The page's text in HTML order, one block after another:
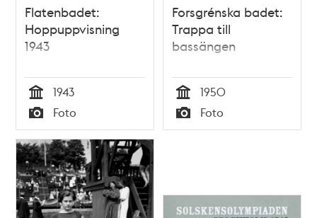
Flatenbadet:
Hoppuppvisning
1943
Tid
1943
Typ
Foto
Forsgrénska badet:
Trappa till
bassängen
Tid
1950
Typ
Foto